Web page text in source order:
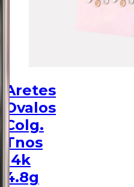
Aretes
Ovalos
Colg.
Tnos
14k
4.8g